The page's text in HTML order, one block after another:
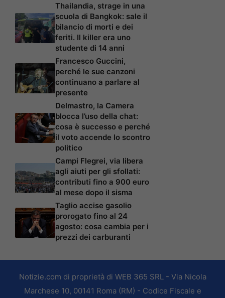
Thailandia, strage in una
scuola di Bangkok: sale il
bilancio di morti e dei
feriti. Il killer era uno
studente di 14 anni
Francesco Guccini,
perché le sue canzoni
continuano a parlare al
presente
Delmastro, la Camera
blocca l’uso della chat:
cosa è successo e perché
il voto accende lo scontro
politico
Campi Flegrei, via libera
agli aiuti per gli sfollati:
contributi fino a 900 euro
al mese dopo il sisma
Taglio accise gasolio
prorogato fino al 24
agosto: cosa cambia per i
prezzi dei carburanti
Notizie.com di proprietà di WEB 365 SRL - Via Nicola
Marchese 10, 00141 Roma (RM) - Codice Fiscale e